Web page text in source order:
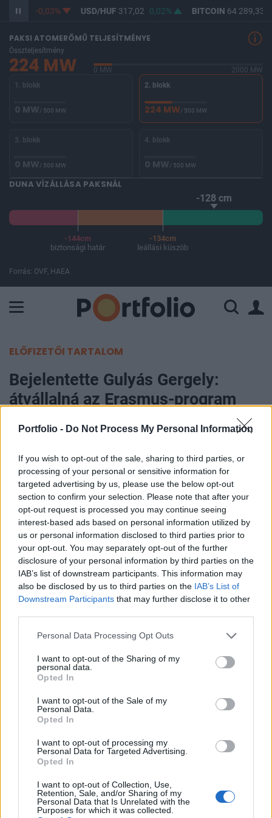
Portfolio - Do Not Process My Personal Information
If you wish to opt-out of the sale, sharing to third parties, or
processing of your personal or sensitive information for
targeted advertising by us, please use the below opt-out
section to confirm your selection. Please note that after your
opt-out request is processed you may continue seeing
interest-based ads based on personal information utilized by
us or personal information disclosed to third parties prior to
your opt-out. You may separately opt-out of the further
disclosure of your personal information by third parties on the
IAB’s list of downstream participants. This information may
also be disclosed by us to third parties on the IAB’s List of
Downstream Participants that may further disclose it to other
Personal Data Processing Opt Outs
I want to opt-out of the Sharing of my
personal data.
Opted In
I want to opt-out of the Sale of my
Personal Data.
Opted In
I want to opt-out of processing my
Personal Data for Targeted Advertising.
Opted In
I want to opt-out of Collection, Use,
Retention, Sale, and/or Sharing of my
Personal Data that Is Unrelated with the
Purposes for which it was collected.
365,28 -0,03% USD/HUF317,02 0,02% BITCOIN64 289,33
PAKSI ATOMERŐMŰ TELJESÍTMÉNYE
Összteljesítmény
224 MW 0 MW
2000 MW
1. blokk
0 MW/ 500 MW
2. blokk
224 MW/ 500 MW
3. blokk
0 MW/ 500 MW
4. blokk
0 MW/ 500 MW
DUNA VÍZÁLLÁSA PAKSNÁL
-128 cm
-144cm
biztonsági határ
-134cm
leállási küszöb
Forrás: OVF, HAEA
ELŐFIZETŐI TARTALOM
Bejelentette Gulyás Gergely:
átvállalná az Erasmus-program
megegyezés Brüsszellel
Portfolio
2023. január 12. 12:06
Ha a közérdekű alapítványok körüli vita tartósan
nem rendeződik, a kormány kész átvállalni az
Erasmus program finanszírozásának költségeit –
jelezte a ma 10 óra után kezdődött idei első
Kormányinfón Gulyás Gergely. A
Miniszterelnökséget vezető miniszter számos
felügyelet az MNB-nél Az utolsó kérdések egyike azt
firtatta, hogy változhat-e a pénzügyi felügyelet státusza,
azaz elkerülhet-e az MNB-től, amire Gulyás azt jelezte, hogy
marad a pénzügyi felügyelet...
KEDVES OLVASÓNK!
tartozik, melynek olvasása előfizetéses
regisztrációhoz kötött.